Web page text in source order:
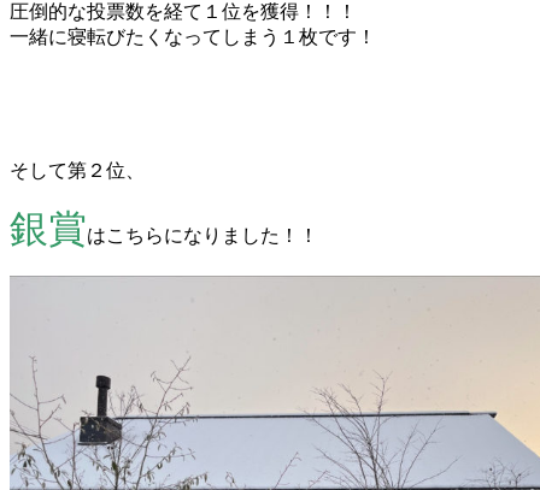
圧倒的な投票数を経て１位を獲得！！！
一緒に寝転びたくなってしまう１枚です！
そして第２位、
銀賞はこちらになりました！！